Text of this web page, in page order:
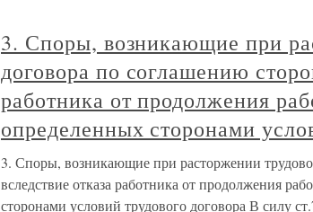
3. Споры, возникающие при
договора по соглашению
работника от продолжения
определенных сторонами
3. Споры, возникающие при расторжении
вследствие отказа работника от продолжения
сторонами условий трудового договора В силу